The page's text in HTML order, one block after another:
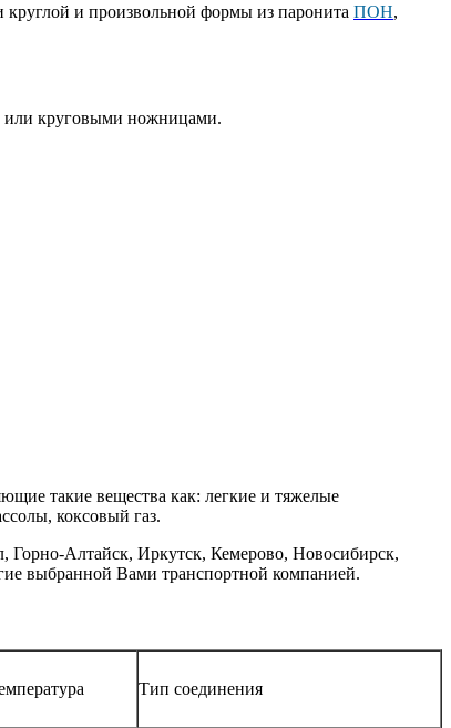
и произвольной формы из паронита ПОН,
или круговыми ножницами.
такие вещества как: легкие и тяжелые
коксовый газ.
Горно-Алтайск, Иркутск, Кемерово, Новосибирск,
выбранной Вами транспортной компанией.
Тип соединения